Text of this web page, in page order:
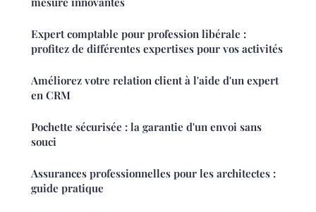
Expert comptable pour profession libérale :
profitez de différentes expertises pour vos activités
Améliorez votre relation client à l'aide d'un expert
en CRM
Pochette sécurisée : la garantie d'un envoi sans
souci
Assurances professionnelles pour les architectes :
guide pratique